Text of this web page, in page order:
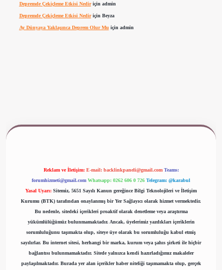
Depremde Çekiçleme Etkisi Nediriçin admin
Depremde Çekiçleme Etkisi Nediriçin Beyza
Ay Dünyaya Yaklaşınca Deprem Olur Mu için admin
Reklam ve İletişim: E-mail: backlinkpaneli@gmail.com Teams:
forumhizmeti@gmail.com Whatsapp: 0262 606 0 726 Telegram: @karabul
Yasal Uyarı: Sitemiz, 5651 Sayılı Kanun gereğince Bilgi Teknolojileri ve İletişim
Kurumu (BTK) tarafından onaylanmış bir Yer Sağlayıcı olarak hizmet vermektedir.
Bu nedenle, sitedeki içerikleri proaktif olarak denetleme veya araştırma
yükümlülüğümüz bulunmamaktadır. Ancak, üyelerimiz yazdıkları içeriklerin
sorumluluğunu taşımakta olup, siteye üye olarak bu sorumluluğu kabul etmiş
sayılırlar. Bu internet sitesi, herhangi bir marka, kurum veya şahıs şirketi ile hiçbir
bağlantısı bulunmamaktadır. Sitede yalnızca kendi hazırladığımız makaleler
paylaşılmaktadır. Burada yer alan içerikler haber niteliği taşımamakta olup, gerçek